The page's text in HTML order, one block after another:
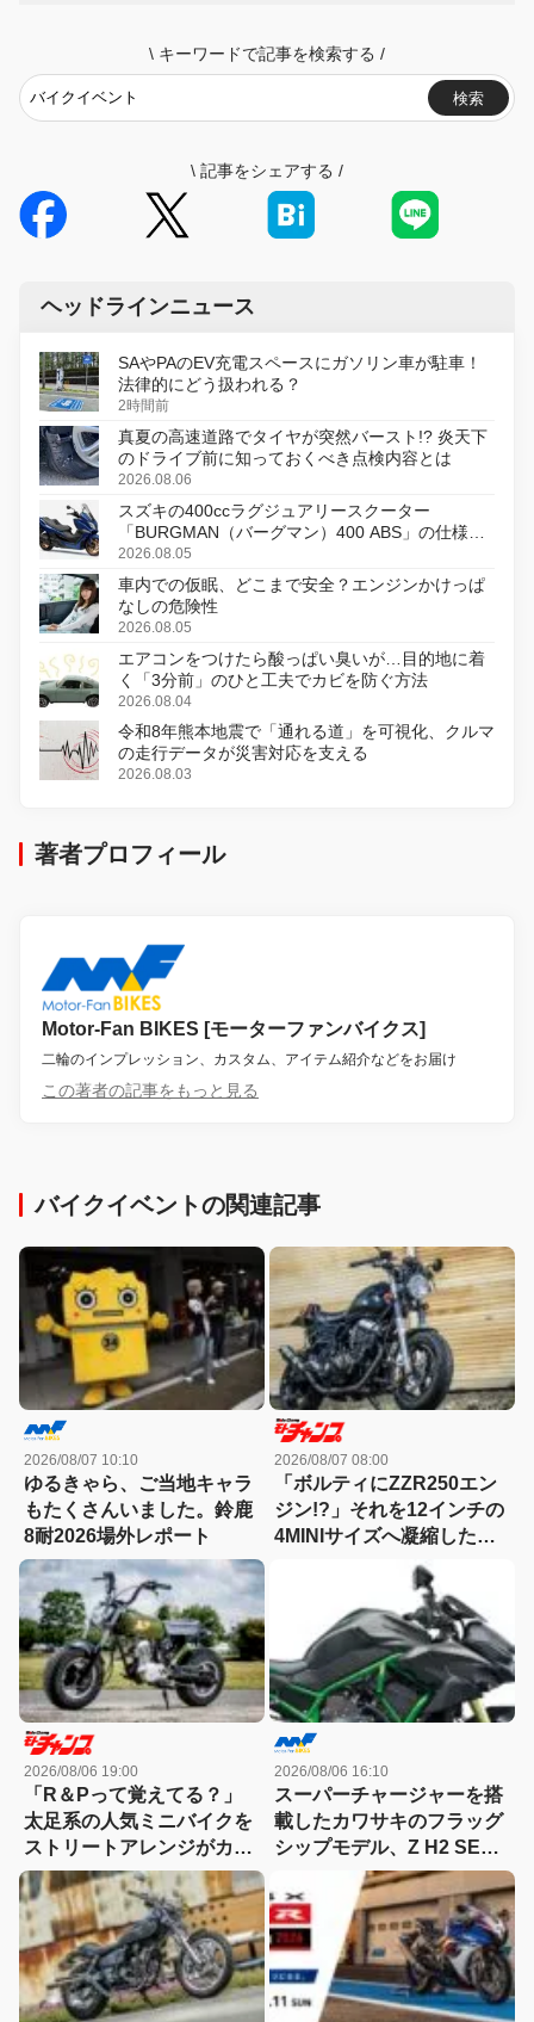
\ キーワードで記事を検索する /
検索
\ 記事をシェアする /
ヘッドラインニュース
SAやPAのEV充電スペースにガソリン車が駐車！
法律的にどう扱われる？
2時間前
真夏の高速道路でタイヤが突然バースト!? 炎天下
のドライブ前に知っておくべき点検内容とは
2026.08.06
スズキの400ccラグジュアリースクーター
「BURGMAN（バーグマン）400 ABS」の仕様を
変更し、8月18日に発売
2026.08.05
車内での仮眠、どこまで安全？エンジンかけっぱ
なしの危険性
2026.08.05
エアコンをつけたら酸っぱい臭いが…目的地に着
く「3分前」のひと工夫でカビを防ぐ方法
2026.08.04
令和8年熊本地震で「通れる道」を可視化、クルマ
の走行データが災害対応を支える
2026.08.03
著者プロフィール
Motor-Fan BIKES [モーターファンバイクス]
二輪のインプレッション、カスタム、アイテム紹介などをお届け
この著者の記事をもっと見る
バイクイベントの関連記事
2026/08/07 10:10
ゆるきゃら、ご当地キャラ
もたくさんいました。鈴鹿
8耐2026場外レポート
2026/08/07 08:00
「ボルティにZZR250エン
ジン!?」それを12インチの
4MINIサイズへ凝縮した異
2026/08/06 19:00
「R＆Pって覚えてる？」
太足系の人気ミニバイクを
ストリートアレンジがカッ
コ良すぎる！
2026/08/06 16:10
スーパーチャージャーを搭
載したカワサキのフラッグ
シップモデル、Z H2 SE発
売。価格は247万円